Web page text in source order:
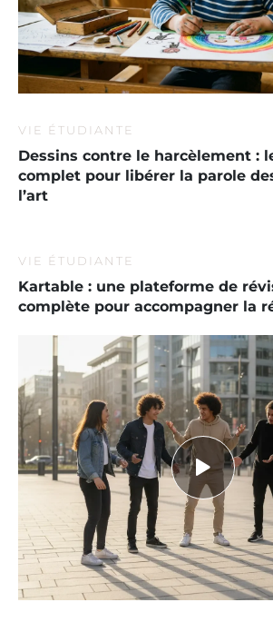
VIE ÉTUDIANTE
Dessins contre le harcèlement :
complet pour libérer la parole
l’art
VIE ÉTUDIANTE
Kartable : une plateforme de
complète pour accompagner la